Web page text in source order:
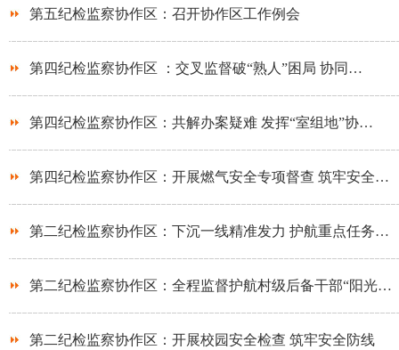
第五纪检监察协作区：召开协作区工作例会
第四纪检监察协作区 ：交叉监督破“熟人”困局 协同…
第四纪检监察协作区：共解办案疑难 发挥“室组地”协…
第四纪检监察协作区：开展燃气安全专项督查 筑牢安全…
第二纪检监察协作区：下沉一线精准发力 护航重点任务…
第二纪检监察协作区：全程监督护航村级后备干部“阳光…
第二纪检监察协作区：开展校园安全检查 筑牢安全防线